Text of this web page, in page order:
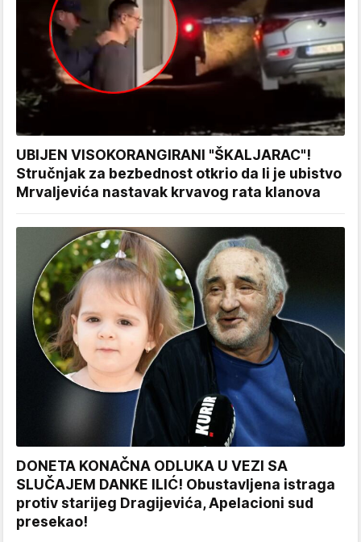
UBIJEN VISOKORANGIRANI "ŠKALJARAC"!
Stručnjak za bezbednost otkrio da li je ubistvo
Mrvaljevića nastavak krvavog rata klanova
DONETA KONAČNA ODLUKA U VEZI SA
SLUČAJEM DANKE ILIĆ! Obustavljena istraga
protiv starijeg Dragijevića, Apelacioni sud
presekao!